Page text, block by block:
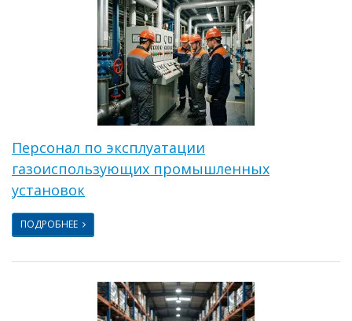
Персонал по эксплуатации
газоиспользующих промышленных
установок
ПОДРОБНЕЕ